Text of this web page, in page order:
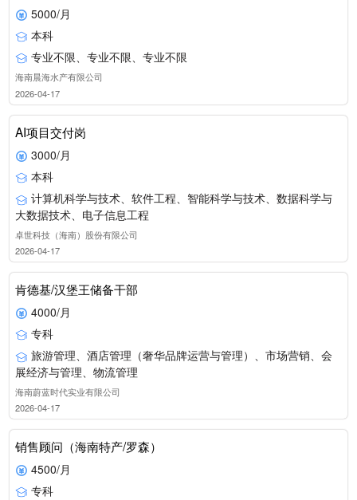
5000/月
本科
专业不限、专业不限、专业不限
海南晨海水产有限公司
2026-04-17
AI项目交付岗
3000/月
本科
计算机科学与技术、软件工程、智能科学与技术、数据科学与
大数据技术、电子信息工程
卓世科技（海南）股份有限公司
2026-04-17
肯德基/汉堡王储备干部
4000/月
专科
旅游管理、酒店管理（奢华品牌运营与管理）、市场营销、会
展经济与管理、物流管理
海南蔚蓝时代实业有限公司
2026-04-17
销售顾问（海南特产/罗森）
4500/月
专科